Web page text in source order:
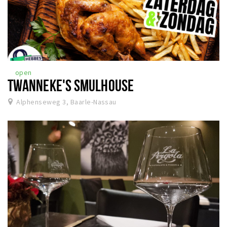
open
TWANNEKE'S SMULHOUSE
Alphenseweg 3, Baarle-Nassau